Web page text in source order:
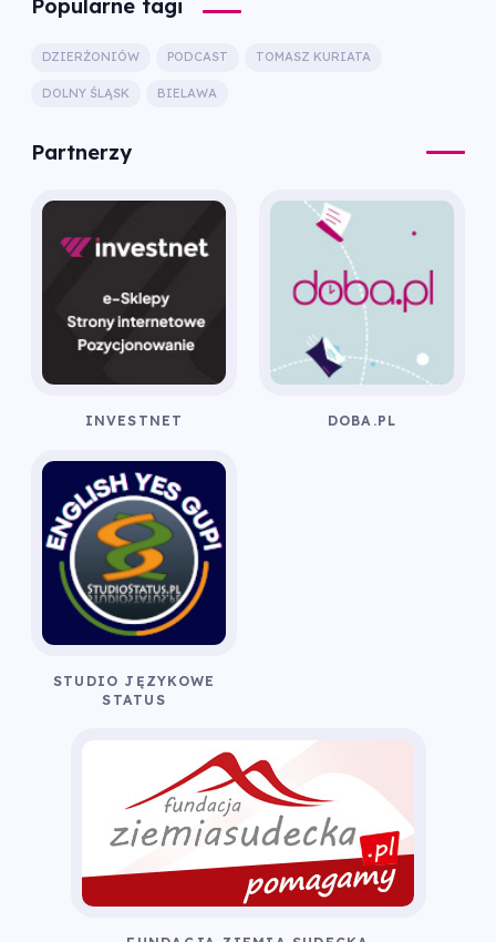
Popularne tagi
DZIERŻONIÓW PODCAST TOMASZ KURIATA
DOLNY ŚLĄSK BIELAWA
Partnerzy
INVESTNET DOBA.PL
STUDIO JĘZYKOWE
STATUS